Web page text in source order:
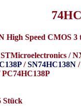
High Speed CMOS 3
/
/SN74HC138N
PC74HC138P
Stück